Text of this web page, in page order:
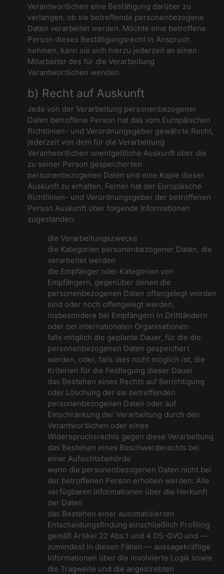
Verantwortlichen eine Bestätigung darüber zu
verlangen, ob sie betreffende personenbezogene
Daten verarbeitet werden. Möchte eine betroffene
Person dieses Bestätigungsrecht in Anspruch
nehmen, kann sie sich hierzu jederzeit an einen
Mitarbeiter des für die Verarbeitung
Verantwortlichen wenden.
b) Recht auf Auskunft
Jede von der Verarbeitung personenbezogener
Daten betroffene Person hat das vom Europäischen
Richtlinien- und Verordnungsgeber gewährte Recht,
jederzeit von dem für die Verarbeitung
Verantwortlichen unentgeltliche Auskunft über die
zu seiner Person gespeicherten
personenbezogenen Daten und eine Kopie dieser
Auskunft zu erhalten. Ferner hat der Europäische
Richtlinien- und Verordnungsgeber der betroffenen
Person Auskunft über folgende Informationen
zugestanden:
die Verarbeitungszwecke
die Kategorien personenbezogener Daten, die
verarbeitet werden
die Empfänger oder Kategorien von
Empfängern, gegenüber denen die
personenbezogenen Daten offengelegt worden
sind oder noch offengelegt werden,
insbesondere bei Empfängern in Drittländern
oder bei internationalen Organisationen
falls möglich die geplante Dauer, für die die
personenbezogenen Daten gespeichert
werden, oder, falls dies nicht möglich ist, die
Kriterien für die Festlegung dieser Dauer
das Bestehen eines Rechts auf Berichtigung
oder Löschung der sie betreffenden
personenbezogenen Daten oder auf
Einschränkung der Verarbeitung durch den
Verantwortlichen oder eines
Widerspruchsrechts gegen diese Verarbeitung
das Bestehen eines Beschwerderechts bei
einer Aufsichtsbehörde
wenn die personenbezogenen Daten nicht bei
der betroffenen Person erhoben werden: Alle
verfügbaren Informationen über die Herkunft
der Daten
das Bestehen einer automatisierten
Entscheidungsfindung einschließlich Profiling
gemäß Artikel 22 Abs.1 und 4 DS-GVO und —
zumindest in diesen Fällen — aussagekräftige
Informationen über die involvierte Logik sowie
die Tragweite und die angestrebten